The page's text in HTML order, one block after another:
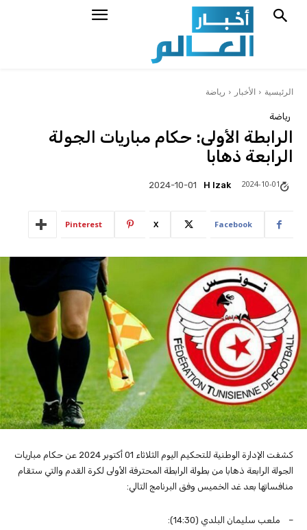
الرئيسية الأخبار رياضة
رياضة
الرابطة الأولى: حكام مباريات الجولة
الرابعة ذهابا
H Izak
2024-10-01 2024-10-01
Facebook
X
Pinterest
كشفت الإدارة الوطنية للتحكيم اليوم الثلاثاء 01 أكتوبر 2024 عن حكام مباريات
الجولة الرابعة ذهابا من بطولة الرابطة المحترفة الأولى لكرة القدم والتي ستقام
منافساتها بعد غد الخميس وفق البرنامج التالي:
– ملعب سليمان البلدي (14:30):